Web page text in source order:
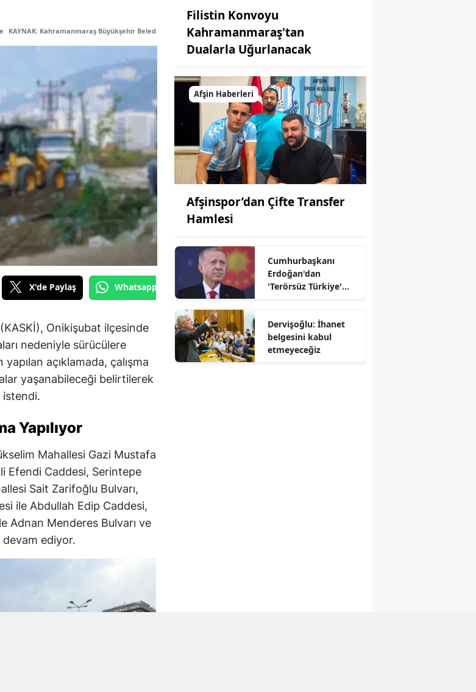
KAYNAK: Kahramanmaraş Büyükşehir Belediyesi
X'de Paylaş Whatsapp'tan Gönder
Onikişubat ilçesinde
nedeniyle sürücülere
açıklamada, çalışma
yaşanabileceği belirtilerek
istendi.
Yapılıyor
Mahallesi Gazi Mustafa
Efendi Caddesi, Serintepe
Sait Zarifoğlu Bulvarı,
ile Abdullah Edip Caddesi,
Adnan Menderes Bulvarı ve
ediyor.
Filistin Konvoyu
Kahramanmaraş'tan
Dualarla Uğurlanacak
Afşin Haberleri
Afşinspor’dan Çifte Transfer
Hamlesi
Cumhurbaşkanı
Erdoğan'dan
'Terörsüz Türkiye'
Dervişoğlu: İhanet
belgesini kabul
etmeyeceğiz